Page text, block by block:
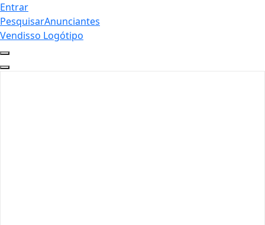
Entrar
PesquisarAnunciantes
Vendisso Logótipo